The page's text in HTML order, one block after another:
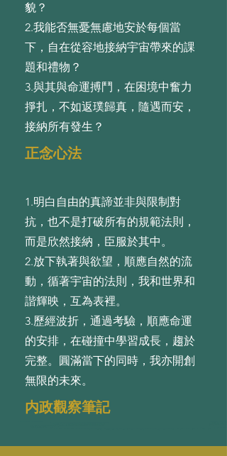
貌？
2.我能否無憂無慮地安於每個當
下，⾃在從容地接納宇宙帶來的課
題和禮物？
3.與其與命運搏⾾，在困境中奮⼒
掙扎，不如返璞歸真，隨遇⽽安，
接納所有發⽣？
正念心法
1.明⽩⾃由的真諦並⾮與限制對
抗，也不是打破所有的規範法則，
⽽是欣然接納，⾂服於其中。
2.放下執著與欲望，順應⾃然的流
動，循著宇宙的法則，我和世界和
諧輝映，互為表裡。
3.歷經波折，通過考驗，順應命運
的安排，在碰撞中學習成⻑，趨於
完整。圓滿當下的同時，我亦開創
無限的未來。
内政觀察筆記